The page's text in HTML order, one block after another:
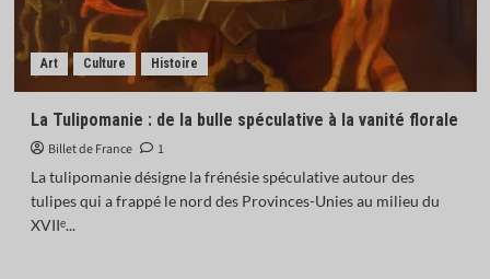
Art Culture Histoire
La Tulipomanie : de la bulle spéculative à la vanité florale
Billet de France
1
La tulipomanie désigne la frénésie spéculative autour des
tulipes qui a frappé le nord des Provinces-Unies au milieu du
XVIIᵉ...